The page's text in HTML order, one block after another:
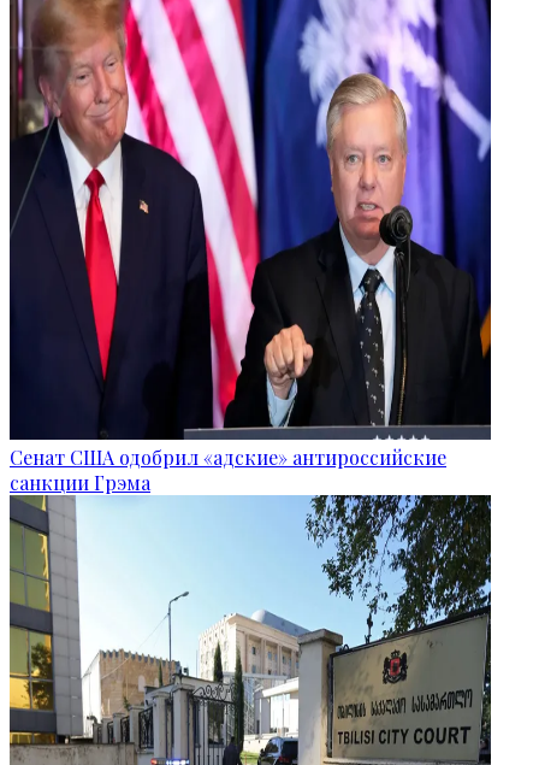
Сенат США одобрил «адские» антироссийские
санкции Грэма